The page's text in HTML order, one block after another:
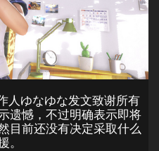
人ゆなゆな发文致谢所有
遗憾，不过明确表示即将
目前还没有决定采取什么
。